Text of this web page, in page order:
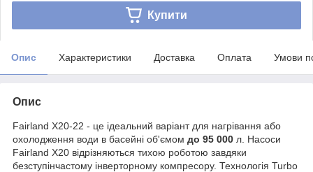
Купити
Опис Характеристики Доставка Оплата Умови
Опис
Fairland X20-22 - це ідеальний варіант для нагрівання або
охолодження води в басейні об'ємом до 95 000 л. Насоси
Fairland X20 відрізняються тихою роботою завдяки
безступінчастому інверторному компресору. Технологія Turbo